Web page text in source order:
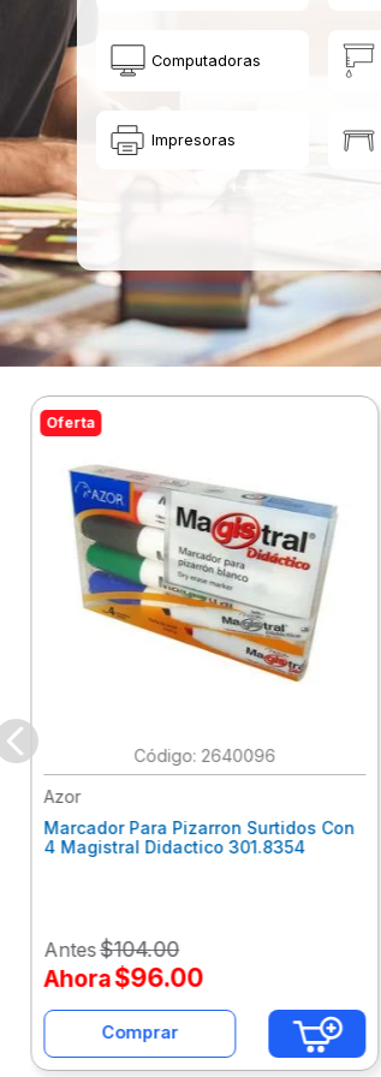
Computadoras
Impresoras
Oferta
: 2640096
Azor
Marcador Para Pizarron Surtidos Con
4 Magistral Didactico 301.8354
Antes$104.00
Ahora$96.00
Comprar